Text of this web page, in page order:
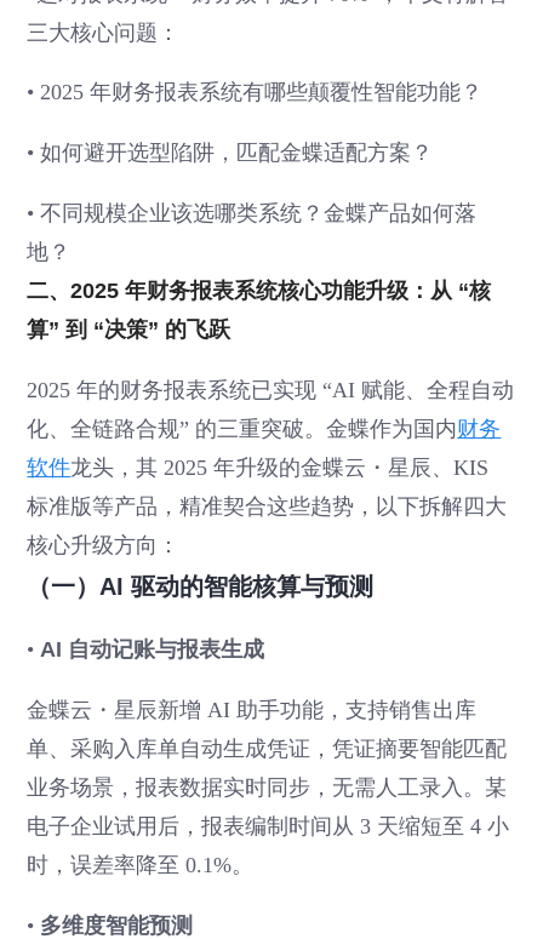
三大核心问题：
• 2025 年财务报表系统有哪些颠覆性智能功能？
• 如何避开选型陷阱，匹配金蝶适配方案？
• 不同规模企业该选哪类系统？金蝶产品如何落
地？
二、2025 年财务报表系统核心功能升级：从 “核
算” 到 “决策” 的飞跃
2025 年的财务报表系统已实现 “AI 赋能、全程自动
化、全链路合规” 的三重突破。金蝶作为国内财务
软件龙头，其 2025 年升级的金蝶云・星辰、KIS
标准版等产品，精准契合这些趋势，以下拆解四大
核心升级方向：
（一）AI 驱动的智能核算与预测
•AI 自动记账与报表生成
金蝶云・星辰新增 AI 助手功能，支持销售出库
单、采购入库单自动生成凭证，凭证摘要智能匹配
业务场景，报表数据实时同步，无需人工录入。某
电子企业试用后，报表编制时间从 3 天缩短至 4 小
时，误差率降至 0.1%。
• 多维度智能预测